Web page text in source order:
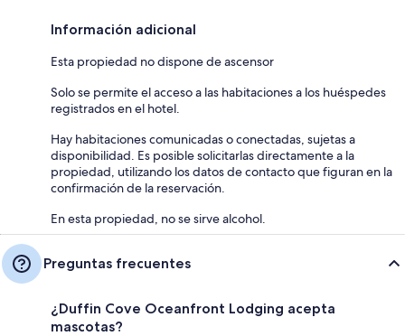
Información adicional
Esta propiedad no dispone de ascensor
Solo se permite el acceso a las habitaciones a los huéspedes
registrados en el hotel.
Hay habitaciones comunicadas o conectadas, sujetas a
disponibilidad. Es posible solicitarlas directamente a la
propiedad, utilizando los datos de contacto que figuran en la
confirmación de la reservación.
En esta propiedad, no se sirve alcohol.
Preguntas frecuentes
¿Duffin Cove Oceanfront Lodging acepta
mascotas?